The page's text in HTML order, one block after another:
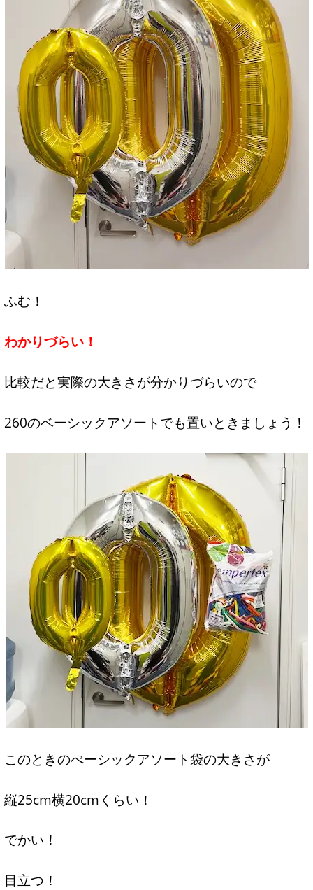
ふむ！
わかりづらい！
比較だと実際の大きさが分かりづらいので
260のベーシックアソートでも置いときましょう！
このときのべーシックアソート袋の大きさが
縦25cm横20cmくらい！
でかい！
目立つ！